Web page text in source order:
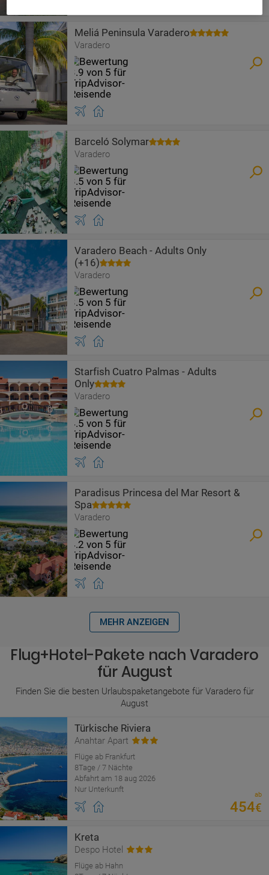
Meliá Peninsula Varadero
Varadero
Barceló Solymar
Varadero
Varadero Beach - Adults Only
(+16)
Varadero
Starfish Cuatro Palmas - Adults
Only
Varadero
Paradisus Princesa del Mar Resort &
Spa
Varadero
MEHR ANZEIGEN
Flug+Hotel-Pakete nach Varadero
für August
Finden Sie die besten Urlaubspaketangebote für Varadero für
August
Türkische Riviera
Anahtar Apart
Flüge ab Frankfurt
8Tage / 7 Nächte
Abfahrt am 18 aug 2026
Nur Unterkunft
ab
454€
Kreta
Despo Hotel
Flüge ab Hahn